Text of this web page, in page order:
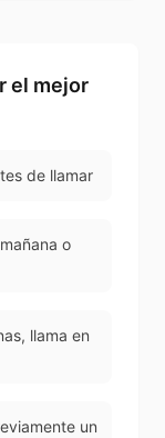
el mejor
de llamar
o
llama en
un